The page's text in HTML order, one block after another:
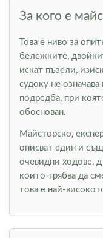
За кого е
Това е ниво за
бележките,
искат пъзели,
судоку не
подредба, при
обоснован.
Майсторско,
описват един и
очевидни ходове,
които трябва да
това е най-